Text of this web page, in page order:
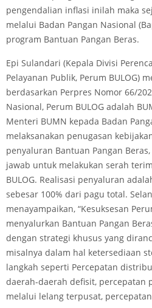
pengendalian inflasi inilah maka
melalui Badan Pangan Nasional
program Bantuan Pangan Beras.
Epi Sulandari (Kepala Divisi
Pelayanan Publik, Perum BULOG)
berdasarkan Perpres Nomor 66/
Nasional, Perum BULOG adalah
Menteri BUMN kepada Badan
melaksanakan penugasan
penyaluran Bantuan Pangan
jawab untuk melakukan serah
BULOG. Realisasi penyaluran
sebesar 100% dari pagu total.
menayampaikan, “Kesuksesan
menyalurkan Bantuan Pangan
dengan strategi khusus yang
misalnya dalam hal ketersediaan
langkah seperti Percepatan
daerah-daerah defisit, percepatan
melalui lelang terpusat, percepatan